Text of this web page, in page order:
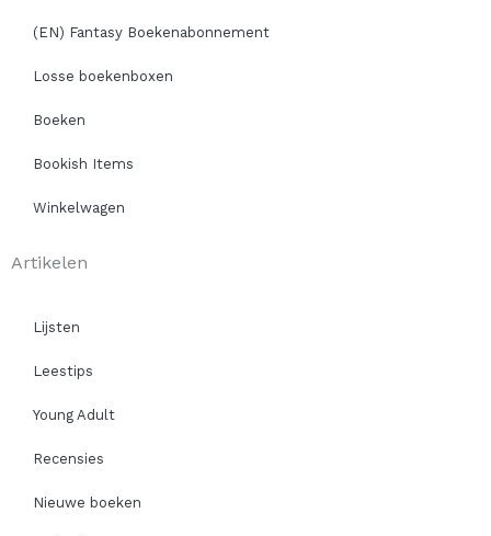
(EN) Fantasy Boekenabonnement
Losse boekenboxen
Boeken
Bookish Items
Winkelwagen
Artikelen
Lijsten
Leestips
Young Adult
Recensies
Nieuwe boeken